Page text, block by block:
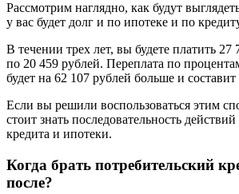
Рассмотрим наглядно, как будут
у вас будет долг и по ипотеке и по
В течении трех лет, вы будете платить 27
по 20 459 рублей. Переплата по
будет на 62 107 рублей больше и
Если вы решили воспользоваться этим
стоит знать последовательность
кредита и ипотеки.
Когда брать потребительский
после?